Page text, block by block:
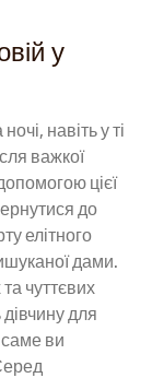
у
навіть у ті
важкої
цієї
до
елітного
дами.
чуттєвих
для
ви